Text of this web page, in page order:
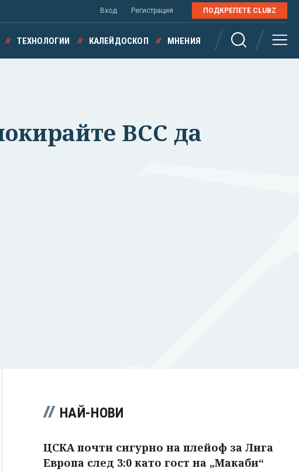
Вход Регистрация ПОДКРЕПЕТЕ CLUBZ
ТЕХНОЛОГИИ КАЛЕЙДОСКОП МНЕНИЯ
ВСС да
НАЙ-НОВИ
ЦСКА почти сигурно на плейоф за Лига
Европа след 3:0 като гост на „Макаби“